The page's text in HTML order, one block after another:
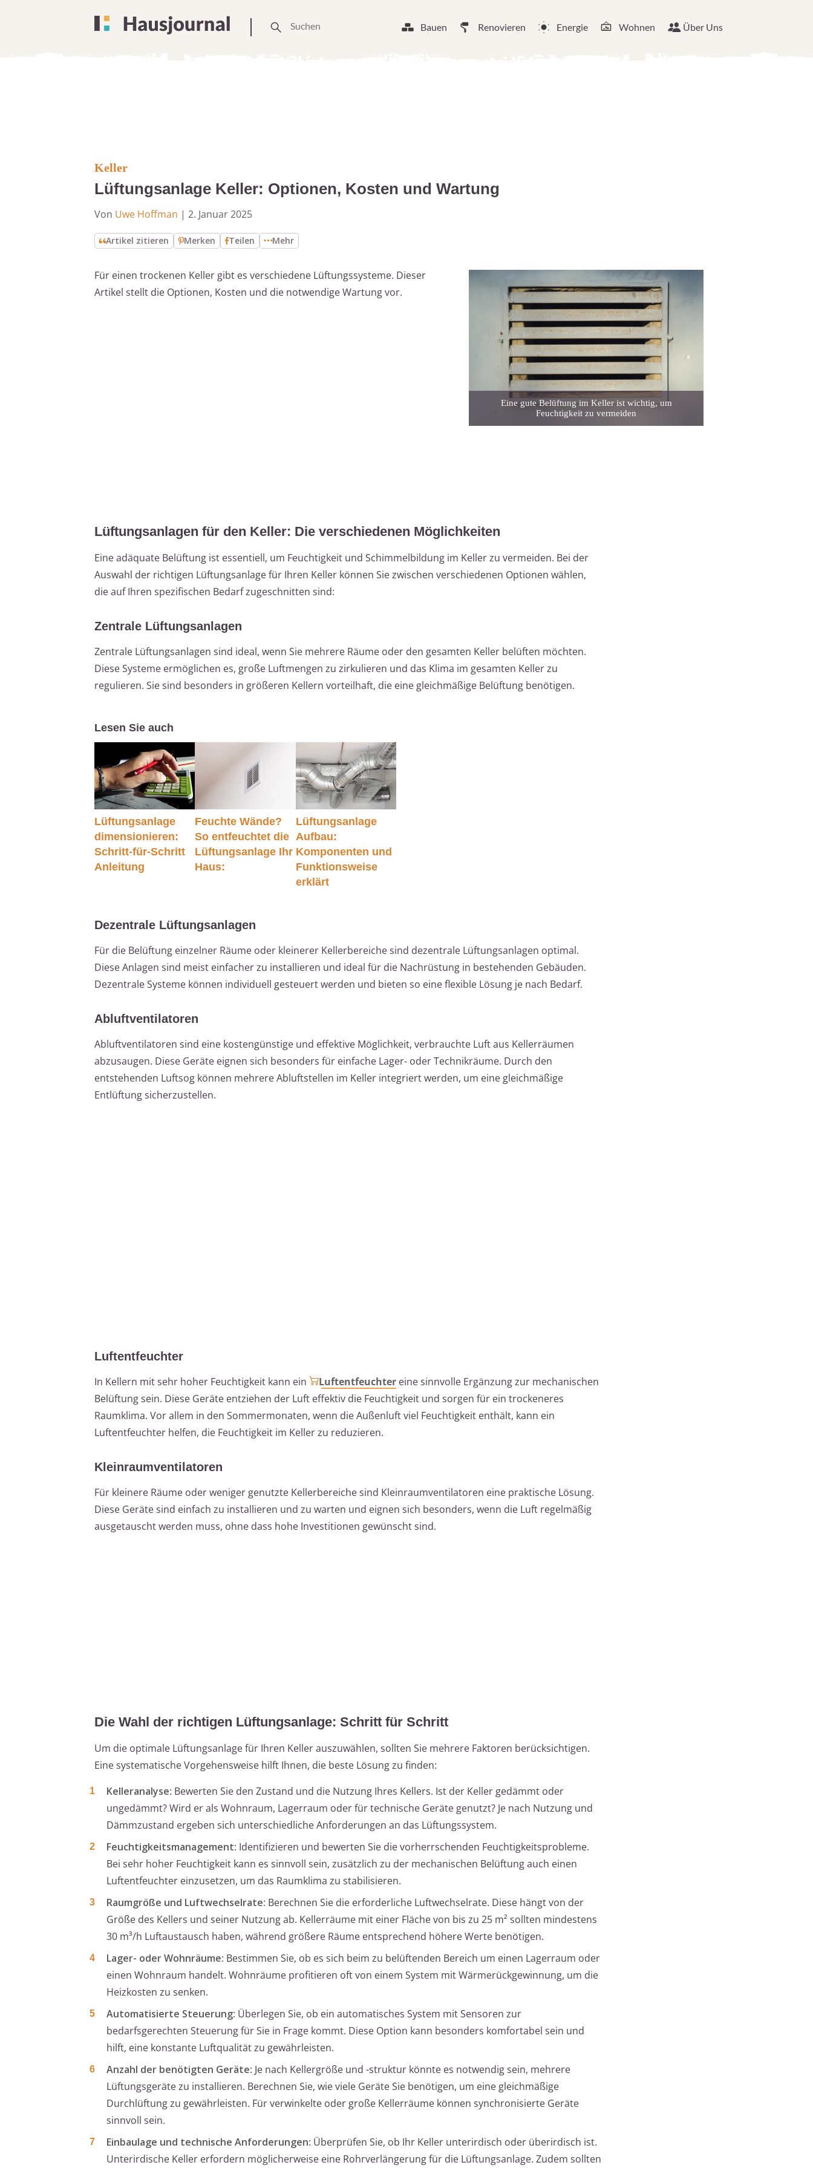
Bauen Renovieren Energie Wohnen Über Uns
Keller
Lüftungsanlage Keller: Optionen, Kosten und Wartung
Von Uwe Hoffman | 2. Januar 2025
Artikel zitieren Merken Teilen Mehr
Für einen trockenen Keller gibt es verschiedene Lüftungssysteme. Dieser
Artikel stellt die Optionen, Kosten und die notwendige Wartung vor.
Eine gute Belüftung im Keller ist wichtig, um
Feuchtigkeit zu vermeiden
Lüftungsanlagen für den Keller: Die verschiedenen Möglichkeiten
Eine adäquate Belüftung ist essentiell, um Feuchtigkeit und Schimmelbildung im Keller zu vermeiden. Bei der
Auswahl der richtigen Lüftungsanlage für Ihren Keller können Sie zwischen verschiedenen Optionen wählen,
die auf Ihren spezifischen Bedarf zugeschnitten sind:
Zentrale Lüftungsanlagen
Zentrale Lüftungsanlagen sind ideal, wenn Sie mehrere Räume oder den gesamten Keller belüften möchten.
Diese Systeme ermöglichen es, große Luftmengen zu zirkulieren und das Klima im gesamten Keller zu
regulieren. Sie sind besonders in größeren Kellern vorteilhaft, die eine gleichmäßige Belüftung benötigen.
Lesen Sie auch
Lüftungsanlage
dimensionieren:
Schritt-für-Schritt
Anleitung
Feuchte Wände?
So entfeuchtet die
Lüftungsanlage Ihr
Haus:
Lüftungsanlage
Aufbau:
Komponenten und
Funktionsweise
erklärt
Dezentrale Lüftungsanlagen
Für die Belüftung einzelner Räume oder kleinerer Kellerbereiche sind dezentrale Lüftungsanlagen optimal.
Diese Anlagen sind meist einfacher zu installieren und ideal für die Nachrüstung in bestehenden Gebäuden.
Dezentrale Systeme können individuell gesteuert werden und bieten so eine flexible Lösung je nach Bedarf.
Abluftventilatoren
Abluftventilatoren sind eine kostengünstige und effektive Möglichkeit, verbrauchte Luft aus Kellerräumen
abzusaugen. Diese Geräte eignen sich besonders für einfache Lager- oder Technikräume. Durch den
entstehenden Luftsog können mehrere Abluftstellen im Keller integriert werden, um eine gleichmäßige
Entlüftung sicherzustellen.
Luftentfeuchter
In Kellern mit sehr hoher Feuchtigkeit kann ein
Luftentfeuchter eine sinnvolle Ergänzung zur mechanischen
Belüftung sein. Diese Geräte entziehen der Luft effektiv die Feuchtigkeit und sorgen für ein trockeneres
Raumklima. Vor allem in den Sommermonaten, wenn die Außenluft viel Feuchtigkeit enthält, kann ein
Luftentfeuchter helfen, die Feuchtigkeit im Keller zu reduzieren.
Kleinraumventilatoren
Für kleinere Räume oder weniger genutzte Kellerbereiche sind Kleinraumventilatoren eine praktische Lösung.
Diese Geräte sind einfach zu installieren und zu warten und eignen sich besonders, wenn die Luft regelmäßig
ausgetauscht werden muss, ohne dass hohe Investitionen gewünscht sind.
Die Wahl der richtigen Lüftungsanlage: Schritt für Schritt
Um die optimale Lüftungsanlage für Ihren Keller auszuwählen, sollten Sie mehrere Faktoren berücksichtigen.
Eine systematische Vorgehensweise hilft Ihnen, die beste Lösung zu finden:
Kelleranalyse: Bewerten Sie den Zustand und die Nutzung Ihres Kellers. Ist der Keller gedämmt oder
ungedämmt? Wird er als Wohnraum, Lagerraum oder für technische Geräte genutzt? Je nach Nutzung und
Dämmzustand ergeben sich unterschiedliche Anforderungen an das Lüftungssystem.
Feuchtigkeitsmanagement: Identifizieren und bewerten Sie die vorherrschenden Feuchtigkeitsprobleme.
Bei sehr hoher Feuchtigkeit kann es sinnvoll sein, zusätzlich zu der mechanischen Belüftung auch einen
Luftentfeuchter einzusetzen, um das Raumklima zu stabilisieren.
Raumgröße und Luftwechselrate: Berechnen Sie die erforderliche Luftwechselrate. Diese hängt von der
Größe des Kellers und seiner Nutzung ab. Kellerräume mit einer Fläche von bis zu 25 m² sollten mindestens
30 m³/h Luftaustausch haben, während größere Räume entsprechend höhere Werte benötigen.
Lager- oder Wohnräume: Bestimmen Sie, ob es sich beim zu belüftenden Bereich um einen Lagerraum oder
einen Wohnraum handelt. Wohnräume profitieren oft von einem System mit Wärmerückgewinnung, um die
Heizkosten zu senken.
Automatisierte Steuerung: Überlegen Sie, ob ein automatisches System mit Sensoren zur
bedarfsgerechten Steuerung für Sie in Frage kommt. Diese Option kann besonders komfortabel sein und
hilft, eine konstante Luftqualität zu gewährleisten.
Anzahl der benötigten Geräte: Je nach Kellergröße und -struktur könnte es notwendig sein, mehrere
Lüftungsgeräte zu installieren. Berechnen Sie, wie viele Geräte Sie benötigen, um eine gleichmäßige
Durchlüftung zu gewährleisten. Für verwinkelte oder große Kellerräume können synchronisierte Geräte
sinnvoll sein.
Einbaulage und technische Anforderungen: Überprüfen Sie, ob Ihr Keller unterirdisch oder überirdisch ist.
Unterirdische Keller erfordern möglicherweise eine Rohrverlängerung für die Lüftungsanlage. Zudem sollten